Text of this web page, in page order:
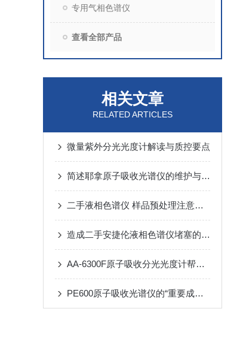
专用气相色谱仪
查看全部产品
相关文章
RELATED ARTICLES
微量紫外分光光度计解读与质控要点
简述耶拿原子吸收光谱仪的维护与保养
二手液相色谱仪 样品预处理注意事项
造成二手安捷伦液相色谱仪堵塞的原因有哪些
AA-6300F原子吸收分光光度计帮助科研人员更好地了解物质组成和性质
PE600原子吸收光谱仪的“重要成员”，缺一不可